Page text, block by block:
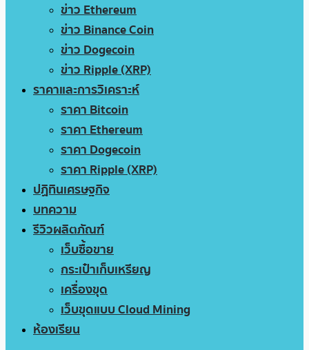
ข่าว Ethereum
ข่าว Binance Coin
ข่าว Dogecoin
ข่าว Ripple (XRP)
ราคาและการวิเคราะห์
ราคา Bitcoin
ราคา Ethereum
ราคา Dogecoin
ราคา Ripple (XRP)
ปฏิทินเศรษฐกิจ
บทความ
รีวิวผลิตภัณฑ์
เว็บซื้อขาย
กระเป๋าเก็บเหรียญ
เครื่องขุด
เว็บขุดแบบ Cloud Mining
ห้องเรียน